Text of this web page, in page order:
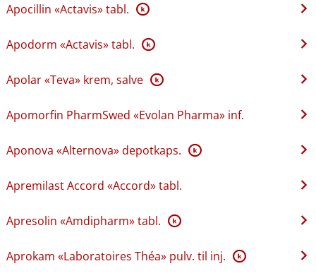
Apocillin «Actavis» tabl. K
Apodorm «Actavis» tabl. K
Apolar «Teva» krem, salve K
Apomorfin PharmSwed «Evolan Pharma» inf.
Aponova «Alternova» depotkaps. K
Apremilast Accord «Accord» tabl.
Apresolin «Amdipharm» tabl. K
Aprokam «Laboratoires Théa» pulv. til inj. K